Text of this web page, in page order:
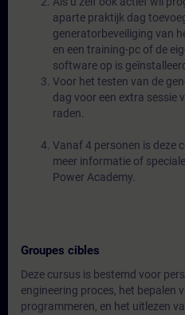
aparte praktijk dag
generatorbeveiliging van
en een training-pc of de
software op is
Voor het testen van de
dag voor een extra sessie
raden.
Vanaf 4 personen is deze
meer informatie of
Power Academy.
Groupes cibles
Deze cursus is bestemd voor
engineering proces, het bepalen
programmeren, en het uitlezen